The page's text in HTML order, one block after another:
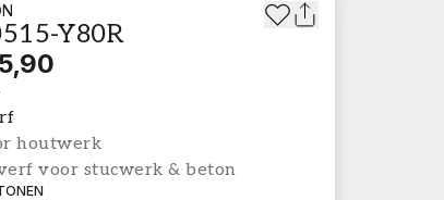
Y80R
houtwerk
voor stucwerk & beton